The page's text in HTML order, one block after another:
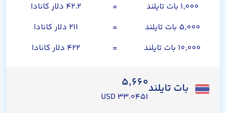
۱,۰۰۰ بات تایلند
=
۴۲.۲ دلار کانادا
۵,۰۰۰ بات تایلند
=
۲۱۱ دلار کانادا
۱۰,۰۰۰ بات تایلند
= ۴۲۲ دلار کانادا
بات تایلند۵,۶۶۰
۳۳.۰۴۵۱ USD